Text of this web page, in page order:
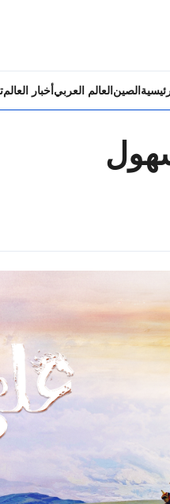
الصين العالم العربي أخبار العالم